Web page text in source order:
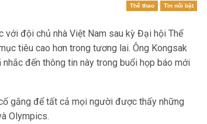
Thể thao Tin nổi bật
với đội chủ nhà Việt Nam sau kỳ Đại hội Thể
tiêu cao hơn trong tương lai. Ông Kongsak
nhắc đến thông tin này trong buổi họp báo mới
gắng để tất cả mọi người được thấy những
Olympics.